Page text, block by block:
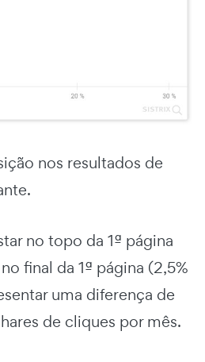
nos resultados de
no topo da 1ª página
final da 1ª página (2,5%
uma diferença de
de cliques por mês.